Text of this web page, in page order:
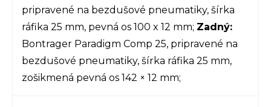
pripravené na bezdušové pneumatiky, šírka
ráfika 25 mm, pevná os 100 x 12 mm; Zadný:
Bontrager Paradigm Comp 25, pripravené na
bezdušové pneumatiky, šírka ráfika 25 mm,
zošikmená pevná os 142 × 12 mm;